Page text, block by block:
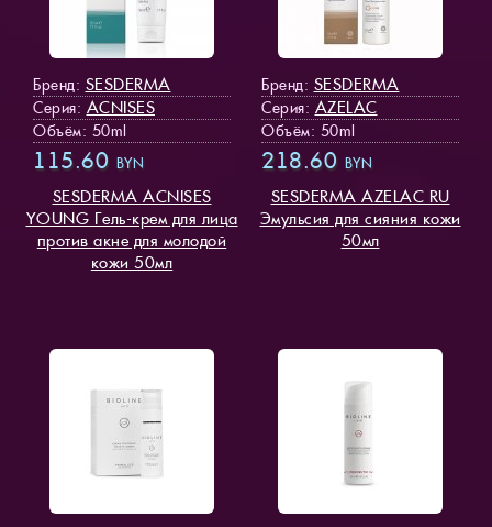
Бренд: SESDERMA
Серия: ACNISES
Объём: 50ml
115.60 BYN
SESDERMA ACNISES
YOUNG Гель-крем для лица
против акне для молодой
кожи 50мл
Бренд: SESDERMA
Серия: AZELAC
Объём: 50ml
218.60 BYN
SESDERMA AZELAC RU
Эмульсия для сияния кожи
50мл